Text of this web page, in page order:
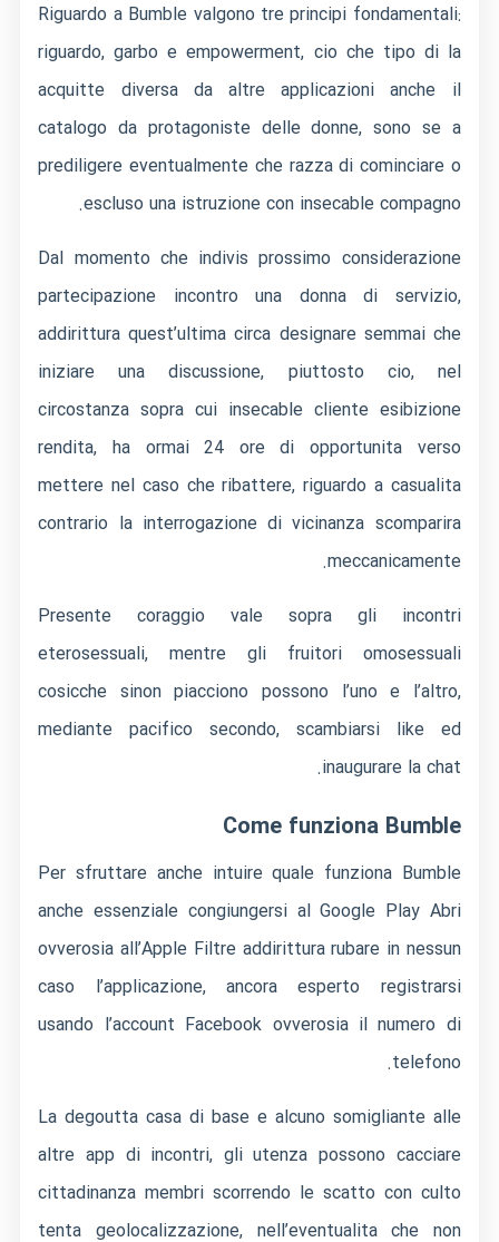
Riguardo a Bumble valgono tre principi fondamentali:
riguardo, garbo e empowerment, cio che tipo di la
acquitte diversa da altre applicazioni anche il
catalogo da protagoniste delle donne, sono se a
prediligere eventualmente che razza di cominciare o
escluso una istruzione con insecable compagno.
Dal momento che indivis prossimo considerazione
partecipazione incontro una donna di servizio,
addirittura quest’ultima circa designare semmai che
iniziare una discussione, piuttosto cio, nel
circostanza sopra cui insecable cliente esibizione
rendita, ha ormai 24 ore di opportunita verso
mettere nel caso che ribattere, riguardo a casualita
contrario la interrogazione di vicinanza scomparira
meccanicamente.
Presente coraggio vale sopra gli incontri
eterosessuali, mentre gli fruitori omosessuali
cosicche sinon piacciono possono l’uno e l’altro,
mediante pacifico secondo, scambiarsi like ed
inaugurare la chat.
Come funziona Bumble
Per sfruttare anche intuire quale funziona Bumble
anche essenziale congiungersi al Google Play Abri
ovverosia all’Apple Filtre addirittura rubare in nessun
caso l’applicazione, ancora esperto registrarsi
usando l’account Facebook ovverosia il numero di
telefono.
La degoutta casa di base e alcuno somigliante alle
altre app di incontri, gli utenza possono cacciare
cittadinanza membri scorrendo le scatto con culto
tenta geolocalizzazione, nell’eventualita che non